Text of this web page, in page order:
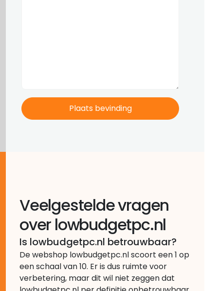
Veelgestelde vragen
over lowbudgetpc.nl
Is lowbudgetpc.nl betrouwbaar?
De webshop lowbudgetpc.nl scoort een 1 op
een schaal van 10. Er is dus ruimte voor
verbetering, maar dit wil niet zeggen dat